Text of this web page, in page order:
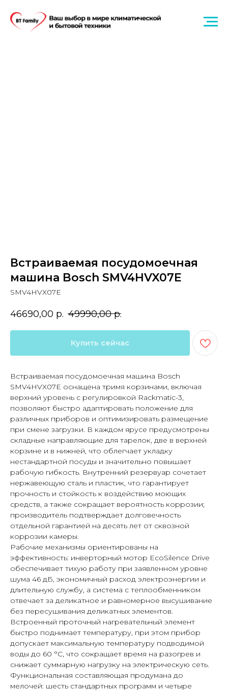
Встраиваемая посудомоечная
машина Bosch SMV4HVX07E
SMV4HVX07E
46690,00 р. 49990,00 р.
Купить сейчас
Встраиваемая посудомоечная машина Bosch
SMV4HVX07E оснащена тримя корзинами, включая
верхний уровень с регулировкой Rackmatic-3,
позволяют быстро адаптировать положение для
различных приборов и оптимизировать размещение
при смене загрузки. В каждом ярусе предусмотрены
складные направляющие для тарелок, две в верхней
корзине и в нижней, что облегчает укладку
нестандартной посуды и значительно повышает
рабочую гибкость. Внутренний резервуар сочетает
нержавеющую сталь и пластик, что гарантирует
прочность и стойкость к воздействию моющих
средств, а также сокращает вероятность коррозии;
производитель подтверждает долговечность
отдельной гарантией на десять лет от сквозной
коррозии камеры.
Рабочие механизмы ориентированы на
эффективность: инверторный мотор EcoSilence Drive
обеспечивает тихую работу при заявленном уровне
шума 46 дБ, экономичный расход электроэнергии и
длительную службу, а система с теплообменником
отвечает за деликатное и равномерное высушивание
без пересушивания деликатных элементов.
Встроенный проточный нагревательный элемент
быстро поднимает температуру, при этом прибор
допускает максимальную температуру подводимой
воды до 60 °C, что сокращает время на разогрев и
снижает суммарную нагрузку на электрическую сеть.
Функциональная составляющая продумана до
мелочей: шесть стандартных программ и четыре